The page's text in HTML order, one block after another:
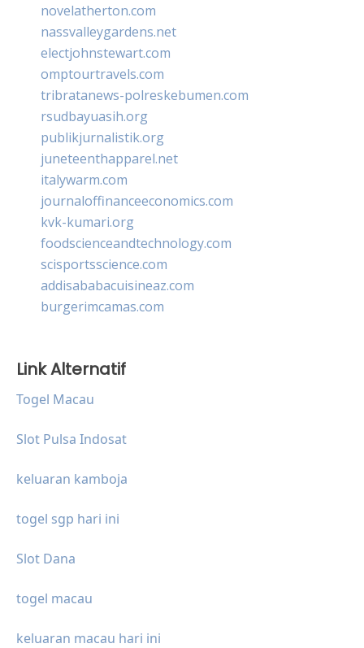
novelatherton.com
nassvalleygardens.net
electjohnstewart.com
omptourtravels.com
tribratanews-polreskebumen.com
rsudbayuasih.org
publikjurnalistik.org
juneteenthapparel.net
italywarm.com
journaloffinanceeconomics.com
kvk-kumari.org
foodscienceandtechnology.com
scisportsscience.com
addisababacuisineaz.com
burgerimcamas.com
Link Alternatif
Togel Macau
Slot Pulsa Indosat
keluaran kamboja
togel sgp hari ini
Slot Dana
togel macau
keluaran macau hari ini